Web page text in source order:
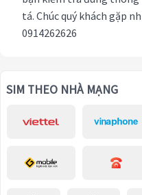
tá. Chúc quý khách gặp
0914262626
SIM THEO NHÀ MẠNG